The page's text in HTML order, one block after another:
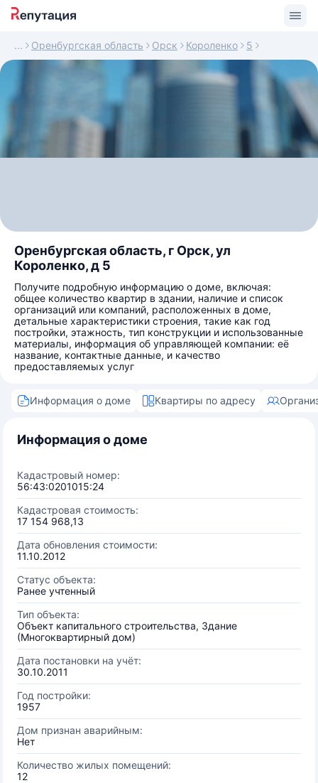
Оренбургская область Орск Короленко 5
Оренбургская область, г Орск, ул
Короленко, д 5
Получите подробную информацию о доме, включая:
общее количество квартир в здании, наличие и список
организаций или компаний, расположенных в доме,
детальные характеристики строения, такие как год
постройки, этажность, тип конструкции и использованные
материалы, информация об управляющей компании: её
название, контактные данные, и качество
предоставляемых услуг
Информация о доме Квартиры по адресу
Информация о доме
Кадастровый номер:
56:43:0201015:24
Кадастровая стоимость:
17 154 968,13
Дата обновления стоимости:
11.10.2012
Статус объекта:
Ранее учтенный
Тип объекта:
Объект капитального строительства, Здание
(Многоквартирный дом)
Дата постановки на учёт:
30.10.2011
Год постройки:
1957
Дом признан аварийным:
Нет
Количество жилых помещений:
12